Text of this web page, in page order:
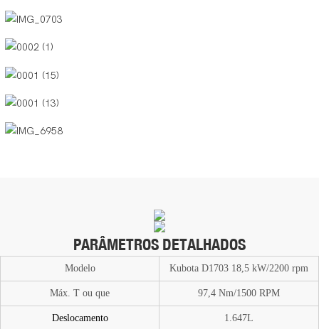
PARÂMETROS DETALHADOS
Modelo Kubota D1703 18,5 kW/2200 rpm
Máx. T ou que 97,4 Nm/1500 RPM
Deslocamento 1.647L